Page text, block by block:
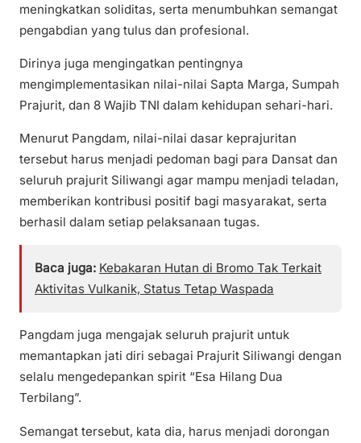
meningkatkan soliditas, serta menumbuhkan semangat
pengabdian yang tulus dan profesional.
Dirinya juga mengingatkan pentingnya
mengimplementasikan nilai-nilai Sapta Marga, Sumpah
Prajurit, dan 8 Wajib TNI dalam kehidupan sehari-hari.
Menurut Pangdam, nilai-nilai dasar keprajuritan
tersebut harus menjadi pedoman bagi para Dansat dan
seluruh prajurit Siliwangi agar mampu menjadi teladan,
memberikan kontribusi positif bagi masyarakat, serta
berhasil dalam setiap pelaksanaan tugas.
Baca juga: Kebakaran Hutan di Bromo Tak Terkait
Aktivitas Vulkanik, Status Tetap Waspada
Pangdam juga mengajak seluruh prajurit untuk
memantapkan jati diri sebagai Prajurit Siliwangi dengan
selalu mengedepankan spirit “Esa Hilang Dua
Terbilang”.
Semangat tersebut, kata dia, harus menjadi dorongan